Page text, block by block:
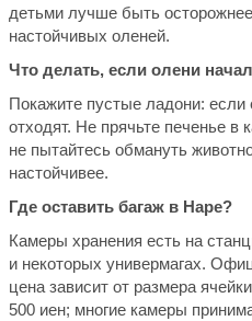
детьми лучше быть
настойчивых оленей.
Что делать, если олени
Покажите пустые ладони:
отходят. Не прячьте печенье в
не пытайтесь обмануть
настойчивее.
Где оставить багаж в Наре?
Камеры хранения есть на
и некоторых универмагах.
цена зависит от размера
500 иен; многие камеры